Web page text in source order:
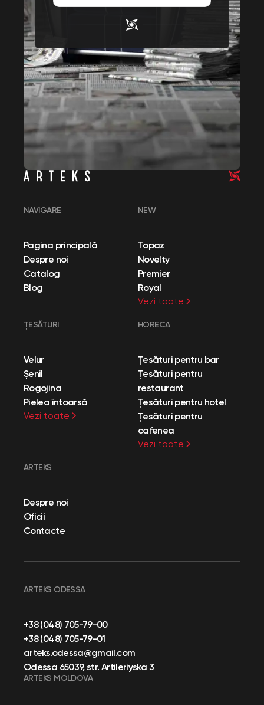
NAVIGARE
Pagina principală
Despre noi
Catalog
Blog
NEW
Topaz
Novelty
Premier
Royal
Vezi toate
ȚESĂTURI
Velur
Șenil
Rogojina
Pielea întoarsă
Vezi toate
HORECA
Țesături pentru bar
Țesături pentru
restaurant
Țesături pentru hotel
Țesături pentru
cafenea
Vezi toate
ARTEKS
Despre noi
Oficii
Contacte
ARTEKS ODESSA
+38 (048) 705-79-00
+38 (048) 705-79-01
arteks.odessa@gmail.com
Odessa 65039, str. Artileriyska 3
ARTEKS MOLDOVA